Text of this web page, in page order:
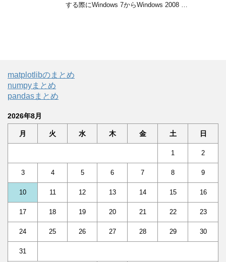
する際にWindows 7からWindows 2008 …
matplotlibのまとめ
numpyまとめ
pandasまとめ
2026年8月
月 火 水 木 金 土 日
1 2
3 4 5 6 7 8 9
10 11 12 13 14 15 16
17 18 19 20 21 22 23
24 25 26 27 28 29 30
31